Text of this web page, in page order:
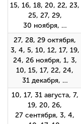
15, 16, 18, 20, 22, 23,
25, 27, 29,
30 ноября, …
27, 28, 29 октября,
3, 4, 5, 10, 12, 17, 19,
24, 26 ноября, 1, 3,
10, 15, 17, 22, 24,
31 декабря, …
10, 17, 31 августа, 7,
19, 20, 26,
27 сентября, 3, 4,